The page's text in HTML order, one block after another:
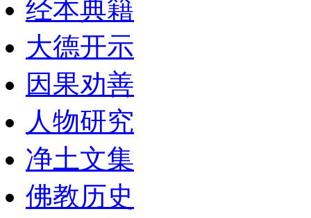
经本典籍
大德开示
因果劝善
人物研究
净土文集
佛教历史